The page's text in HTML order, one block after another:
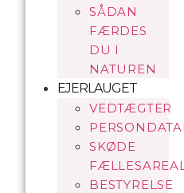
SÅDAN
FÆRDES
DU I
NATUREN
EJERLAUGET
VEDTÆGTER
SKØDE
BESTYRELSE